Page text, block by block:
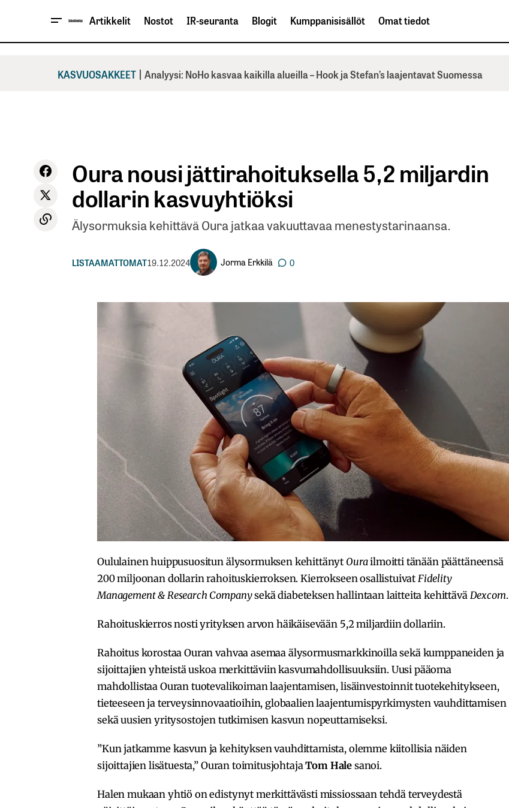
Artikkelit Nostot IR-seuranta Blogit Kumppanisisällöt Omat tiedot
KASVUOSAKKEET | Analyysi: NoHo kasvaa kaikilla alueilla – Hook ja Stefan’s laajentavat Suomessa
Oura nousi jättirahoituksella 5,2 miljardin
dollarin kasvuyhtiöksi
Älysormuksia kehittävä Oura jatkaa vakuuttavaa menestystarinaansa.
LISTAAMATTOMAT19.12.2024 Jorma Erkkilä 0
Oululainen huippusuositun älysormuksen kehittänyt Ourailmoitti tänään päättäneensä
200 miljoonan dollarin rahoituskierroksen. Kierrokseen osallistuivat Fidelity
Management & Research Companysekä diabeteksen hallintaan laitteita kehittävä Dexcom.
Rahoituskierros nosti yrityksen arvon häikäisevään 5,2 miljardiin dollariin.
Rahoitus korostaa Ouran vahvaa asemaa älysormusmarkkinoilla sekä kumppaneiden ja
sijoittajien yhteistä uskoa merkittäviin kasvumahdollisuuksiin. Uusi pääoma
mahdollistaa Ouran tuotevalikoiman laajentamisen, lisäinvestoinnit tuotekehitykseen,
tieteeseen ja terveysinnovaatioihin, globaalien laajentumispyrkimysten vauhdittamisen
sekä uusien yritysostojen tutkimisen kasvun nopeuttamiseksi.
”Kun jatkamme kasvun ja kehityksen vauhdittamista, olemme kiitollisia näiden
sijoittajien lisätuesta,” Ouran toimitusjohtajaTom Hale sanoi.
Halen mukaan yhtiö on edistynyt merkittävästi missiossaan tehdä terveydestä